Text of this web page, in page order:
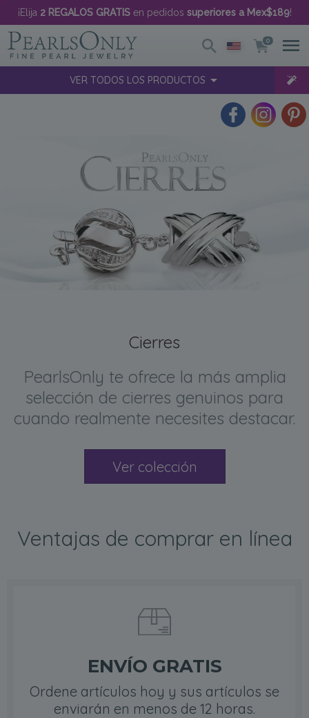
¡Elija 2 REGALOS GRATISen pedidos superiores a Mex$189!
0
VER TODOS LOS PRODUCTOS
Cierres
PearlsOnly te ofrece la más amplia
selección de cierres genuinos para
cuando realmente necesites destacar.
Ver colección
Ventajas de comprar en línea
ENVÍO GRATIS
Ordene artículos hoy y sus artículos se
enviarán en menos de 12 horas.